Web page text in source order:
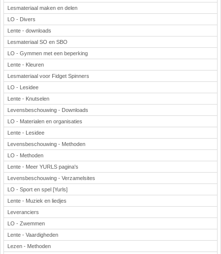
Lesmateriaal maken en delen
LO - Divers
Lente - downloads
Lesmateriaal SO en SBO
LO - Gymmen met een beperking
Lente - Kleuren
Lesmateriaal voor Fidget Spinners
LO - Lesidee
Lente - Knutselen
Levensbeschouwing - Downloads
LO - Materialen en organisaties
Lente - Lesidee
Levensbeschouwing - Methoden
LO - Methoden
Lente - Meer YURLS pagina's
Levensbeschouwing - Verzamelsites
LO - Sport en spel [Yurls]
Lente - Muziek en liedjes
Leveranciers
LO - Zwemmen
Lente - Vaardigheden
Lezen - Methoden